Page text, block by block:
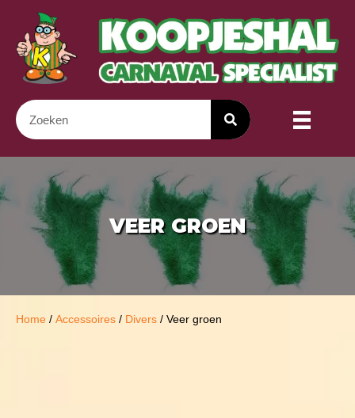
VEER GROEN
Home / Accessoires / Divers / Veer groen